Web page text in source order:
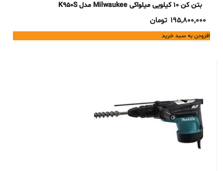
بتن کن 10 کیلویی میلواکی Milwaukee مدل K950S
195,800,000 تومان
افزودن به سبد خرید